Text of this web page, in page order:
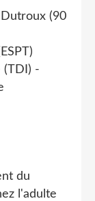
(90
(TDI) -
du
l'adulte